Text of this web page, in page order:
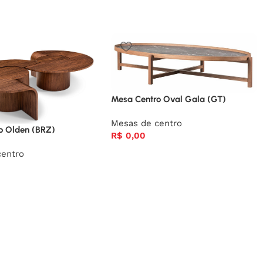
Olden (BRZ)
Mesa Centro Oval Gala (GT)
Mesas de centro
R$ 0,00